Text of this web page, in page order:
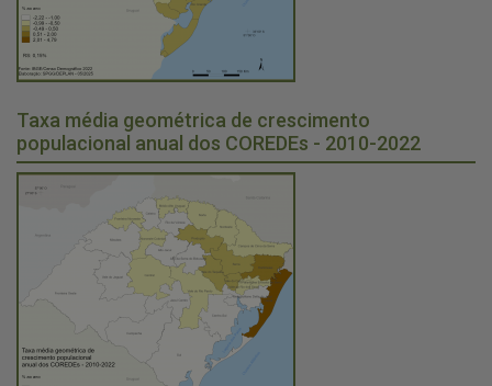
Taxa média geométrica de crescimento
populacional anual dos COREDEs - 2010-2022